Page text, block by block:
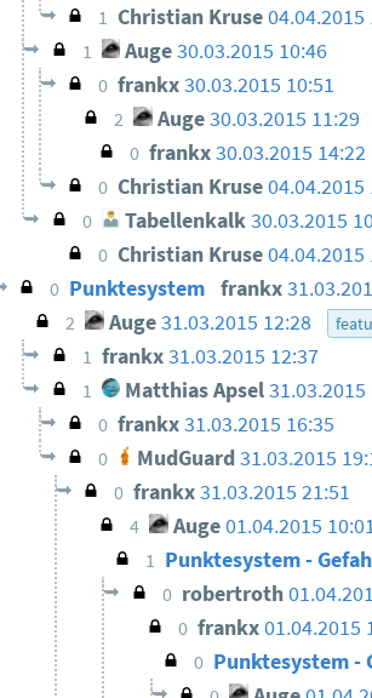
1 Christian Kruse04.04.2015
1 Auge30.03.2015 10:46
0 frankx30.03.2015 10:51
2 Auge30.03.2015 11:29
0 frankx30.03.2015 14:22
0 Christian Kruse04.04.2015
0 Tabellenkalk30.03.2015
0 Christian Kruse04.04.2015
0 Punktesystem frankx
2 Auge31.03.2015 12:28
1 frankx31.03.2015 12:37
1 Matthias Apsel31.03.2015
0 frankx31.03.2015 16:35
0 MudGuard 31.03.2015
0 frankx31.03.2015 21:51
4 Auge01.04.2015
1 Punktesystem -
0 robertroth
0 frankx01.04.2015
0 Punktesystem -